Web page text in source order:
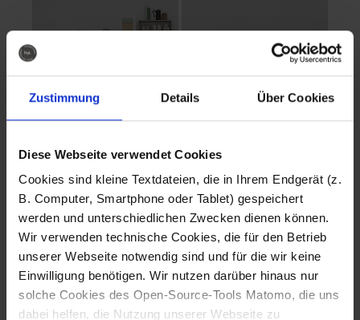
Zustimmung Details Über Cookies
Diese Webseite verwendet Cookies
Cookies sind kleine Textdateien, die in Ihrem Endgerät (z.
B. Computer, Smartphone oder Tablet) gespeichert
werden und unterschiedlichen Zwecken dienen können.
Wir verwenden technische Cookies, die für den Betrieb
unserer Webseite notwendig sind und für die wir keine
Einwilligung benötigen. Wir nutzen darüber hinaus nur
solche Cookies des Open-Source-Tools Matomo, die uns
dabei helfen, die Nutzung unserer Webseite zu
Fotografo: Lorenz
Sternbach
Download
Fotografo: Lorenz
Sternbach
Download